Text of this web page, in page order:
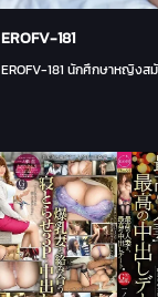
EROFV-181
EROFV-181 นักศึกษาหญิงสมั